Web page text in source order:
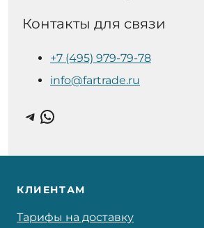
Контакты для связи
+7 (495) 979-79-78
info@fartrade.ru
Telegram WhatsApp
КЛИЕНТАМ
Тарифы на доставку